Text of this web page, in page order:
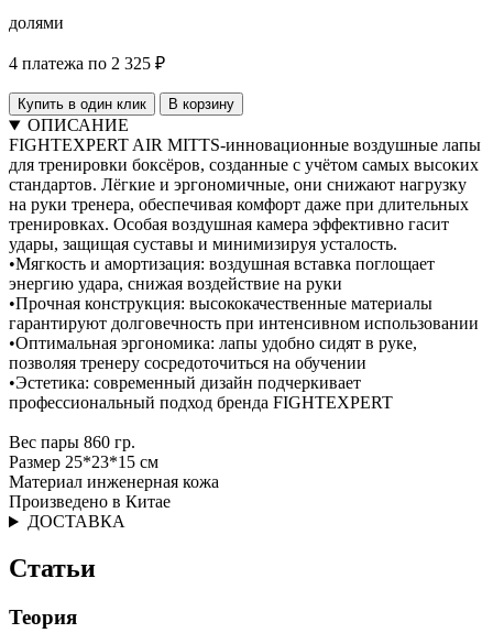
долями
4 платежа по 2 325 ₽
Купить в один клик В корзину
ОПИСАНИЕ
FIGHTEXPERT AIR MITTS-инновационные воздушные лапы
для тренировки боксёров, созданные с учётом самых высоких
стандартов. Лёгкие и эргономичные, они снижают нагрузку
на руки тренера, обеспечивая комфорт даже при длительных
тренировках. Особая воздушная камера эффективно гасит
удары, защищая суставы и минимизируя усталость.
•Мягкость и амортизация: воздушная вставка поглощает
энергию удара, снижая воздействие на руки
•Прочная конструкция: высококачественные материалы
гарантируют долговечность при интенсивном использовании
•Оптимальная эргономика: лапы удобно сидят в руке,
позволяя тренеру сосредоточиться на обучении
•Эстетика: современный дизайн подчеркивает
профессиональный подход бренда FIGHTEXPERT
Вес пары 860 гр.
Размер 25*23*15 см
Материал инженерная кожа
Произведено в Китае
ДОСТАВКА
Статьи
Теория